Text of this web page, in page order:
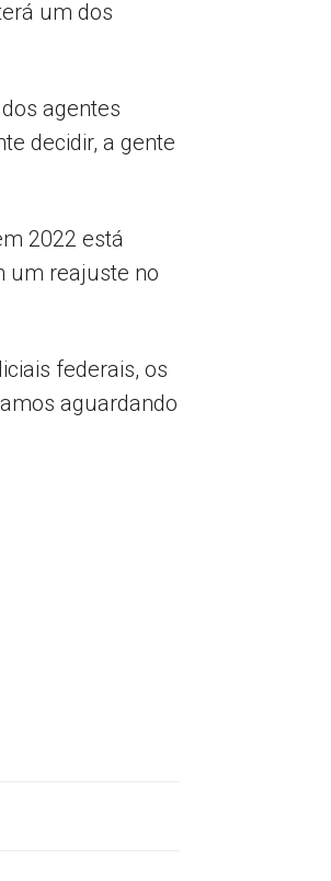
um dos
agentes
decidir, a gente
2022 está
um reajuste no
federais, os
aguardando